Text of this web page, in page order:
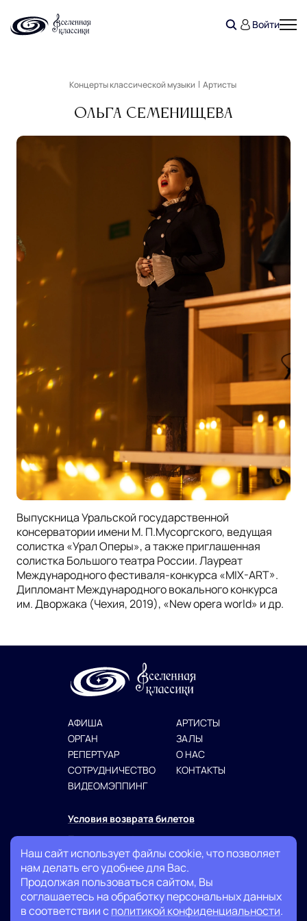
Войти
Концерты классической музыки Артисты
Ольга Семенищева
Выпускница Уральской государственной
консерватории имени М. П.Мусоргского, ведущая
солистка «Урал Оперы», а также приглашенная
солистка Большого театра России. Лауреат
Международного фестиваля-конкурса «MIX-ART».
Дипломант Международного вокального конкурса
им. Дворжака (Чехия, 2019), «New opera world» и др.
АФИША
ОРГАН
РЕПЕРТУАР
СОТРУДНИЧЕСТВО
ВИДЕОМЭППИНГ
АРТИСТЫ
ЗАЛЫ
О НАС
КОНТАКТЫ
+7 (999) 007-13-27
info@classicuniverse.ru
Условия возврата билетов
Политика конфиденциальности
Публичная оферта
Наш сайт использует файлы cookie, что позволяет
нам делать его удобнее для Вас.
Продолжая пользоваться сайтом, Вы
соглашаетесь на обработку персональных данных
в соответствии с политикой конфиденциальности.